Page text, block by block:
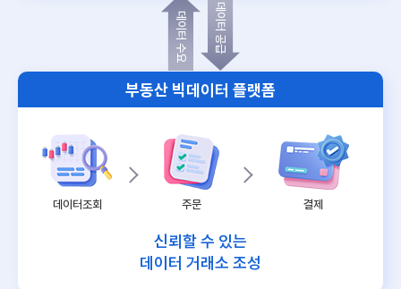
데이터 공급
데이터 수요
부동산 빅데이터 플랫폼
데이터조회 주문 결제
신뢰할 수 있는
데이터 거래소 조성